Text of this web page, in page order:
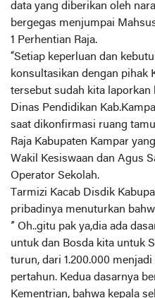
data yang diberikan oleh
bergegas menjumpai
1 Perhentian Raja.
“Setiap keperluan dan
konsultasikan dengan pihak
tersebut sudah kita laporkan
Dinas Pendidikan
saat dikonfirmasi ruang
Raja Kabupaten Kampar
Wakil Kesiswaan dan Agus
Operator Sekolah.
Tarmizi Kacab Disdik
pribadinya menuturkan
” Oh..gitu pak ya,dia ada
untuk dan Bosda kita untuk
turun, dari 1.200.000
pertahun. Kedua dasarnya
Kementrian, bahwa kepala